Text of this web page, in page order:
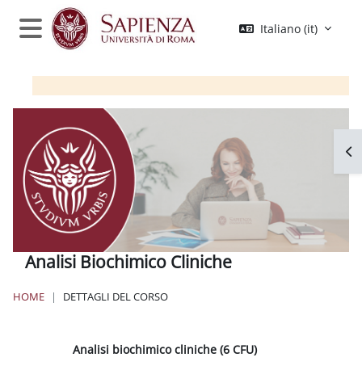
Vai al contenuto principale
Pannello laterale
Italiano ‎(it)‎
Analisi Biochimico Cliniche
HOME DETTAGLI DEL CORSO
Blocchi
Analisi biochimico cliniche (6 CFU)